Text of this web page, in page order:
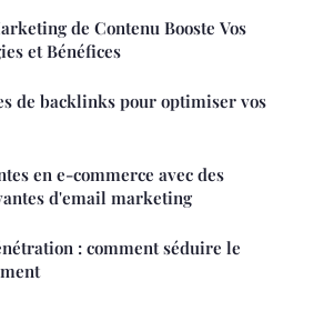
de Contenu Booste Vos
et Bénéfices
de backlinks pour optimiser vos
en e-commerce avec des
d'email marketing
: comment séduire le